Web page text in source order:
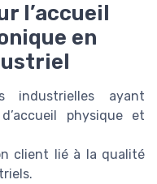
l’accueil
en
industrielles ayant
physique et
client lié à la qualité